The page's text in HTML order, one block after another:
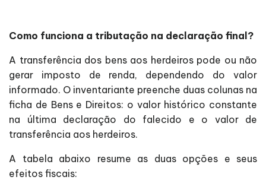
Como funciona a tributação na declaração final?
A transferência dos bens aos herdeiros pode ou não
gerar imposto de renda, dependendo do valor
informado. O inventariante preenche duas colunas na
ficha de Bens e Direitos: o valor histórico constante
na última declaração do falecido e o valor de
transferência aos herdeiros.
A tabela abaixo resume as duas opções e seus
efeitos fiscais: